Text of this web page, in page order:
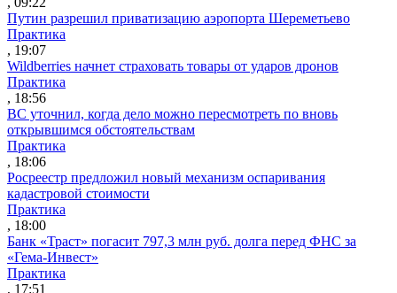
Путин разрешил приватизацию аэропорта Шереметьево
Практика
, 19:07
Wildberries начнет страховать товары от ударов дронов
Практика
, 18:56
ВС уточнил, когда дело можно пересмотреть по вновь
открывшимся обстоятельствам
Практика
, 18:06
Росреестр предложил новый механизм оспаривания
кадастровой стоимости
Практика
, 18:00
Банк «Траст» погасит 797,3 млн руб. долга перед ФНС за
«Гема-Инвест»
Практика
, 17:51